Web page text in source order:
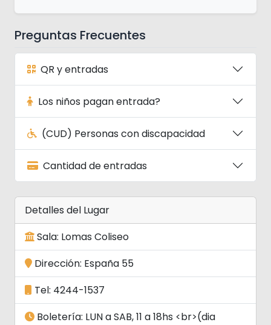
Preguntas Frecuentes
QR y entradas
Los niños pagan entrada?
(CUD) Personas con discapacidad
Cantidad de entradas
Detalles del Lugar
Sala: Lomas Coliseo
Dirección: España 55
Tel: 4244-1537
Boletería: LUN a SAB, 11 a 18hs <br>(dia